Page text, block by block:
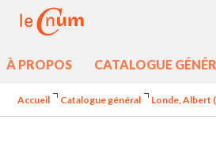
À PROPOS CATALOGUE
Accueil Catalogue général Londe, Albert